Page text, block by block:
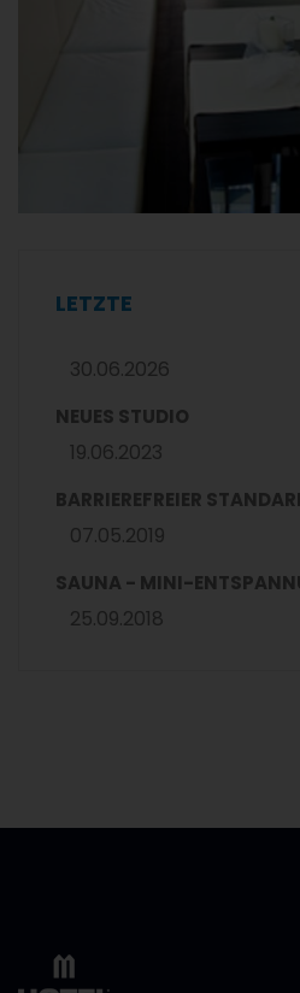
LETZTE
30.06.2026
NEUES STUDIO
19.06.2023
BARRIEREFREIER
07.05.2019
SAUNA - MINI-
25.09.2018